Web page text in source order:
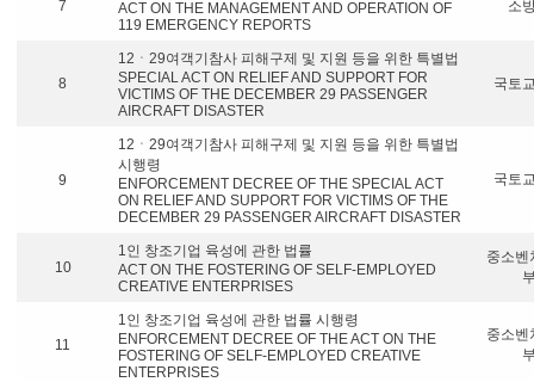
7
ACT ON THE MANAGEMENT AND OPERATION OF
119 EMERGENCY REPORTS
소
8
12ㆍ29여객기참사 피해구제 및 지원 등을 위한 특별법
SPECIAL ACT ON RELIEF AND SUPPORT FOR
VICTIMS OF THE DECEMBER 29 PASSENGER
AIRCRAFT DISASTER
국토
9
12ㆍ29여객기참사 피해구제 및 지원 등을 위한 특별법
시행령
ENFORCEMENT DECREE OF THE SPECIAL ACT
ON RELIEF AND SUPPORT FOR VICTIMS OF THE
DECEMBER 29 PASSENGER AIRCRAFT DISASTER
국토
10
1인 창조기업 육성에 관한 법률
ACT ON THE FOSTERING OF SELF-EMPLOYED
CREATIVE ENTERPRISES
중소벤
11
1인 창조기업 육성에 관한 법률 시행령
ENFORCEMENT DECREE OF THE ACT ON THE
FOSTERING OF SELF-EMPLOYED CREATIVE
ENTERPRISES
중소벤